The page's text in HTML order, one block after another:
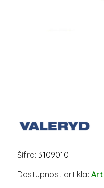
Šifra:3109010
Dostupnost artikla: